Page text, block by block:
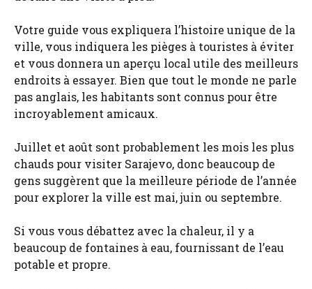
Votre guide vous expliquera l’histoire unique de la
ville, vous indiquera les pièges à touristes à éviter
et vous donnera un aperçu local utile des meilleurs
endroits à essayer. Bien que tout le monde ne parle
pas anglais, les habitants sont connus pour être
incroyablement amicaux.
Juillet et août sont probablement les mois les plus
chauds pour visiter Sarajevo, donc beaucoup de
gens suggèrent que la meilleure période de l’année
pour explorer la ville est mai, juin ou septembre.
Si vous vous débattez avec la chaleur, il y a
beaucoup de fontaines à eau, fournissant de l’eau
potable et propre.